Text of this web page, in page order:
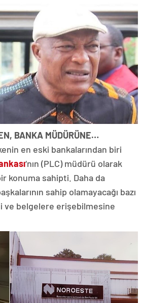
BANKA MÜDÜRÜNE…
en eski bankalarından biri
‘nın (PLC) müdürü olarak
konuma sahipti. Daha da
sahip olamayacağı bazı
ve belgelere erişebilmesine